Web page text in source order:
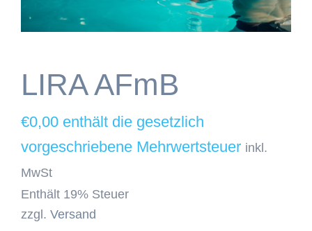
LIRA AFmB
€0,00
inkl.
MwSt
Enthält 19% Steuer
zzgl. Versand